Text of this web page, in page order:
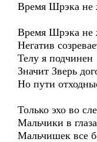
Время Шрэка не
Время Шрэка не
Негатив
Телу я подчинен
Значит Зверь
Но пути
Только эхо во
Мальчики в
Мальчишек все